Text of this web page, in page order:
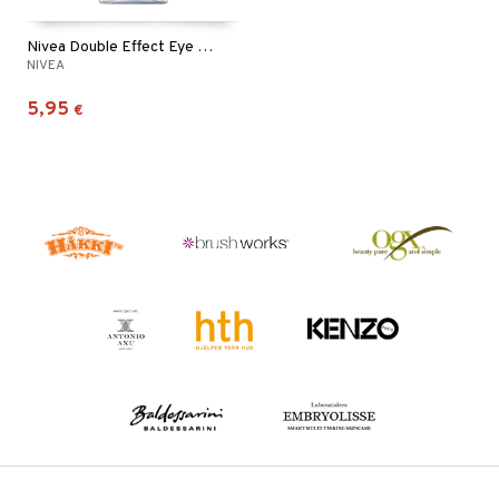
Nivea Double Effect Eye Make Up Remover
NIVEA
5,95 €